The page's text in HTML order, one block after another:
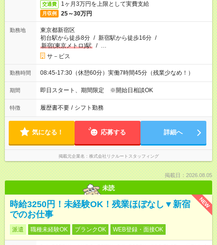
交通費 1ヶ月3万円を上限として実費支給
月収例 25～30万円
勤務地
東京都新宿区
初台駅から徒歩8分 / 新宿駅から徒歩16分 /
新宿(東京メトロ)駅
/ …
サ－ビス
勤務時間 08:45-17:30（休憩60分）実働7時間45分（残業少なめ！）
期間 即日スタート、期間限定 ※開始日相談OK
特徴 履歴書不要 / シフト勤務
気になる！ 応募する 詳細へ
掲載元企業名 株式会社リクルートスタッフィング
掲載日：2026.08.05
未読
NEW
時給3250円！未経験OK！残業ほぼなし▼新宿
でのお仕事
派遣 職種未経験OK ブランクOK WEB登録・面接OK